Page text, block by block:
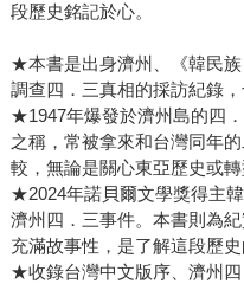
段歷史銘記於心。
★本書是出身濟州、《韓民
調查四．三真相的採訪紀錄
★1947年爆發於濟州島的四
之稱，常被拿來和台灣同年
較，無論是關心東亞歷史或
★2024年諾貝爾文學獎得主
濟州四．三事件。本書則為
充滿故事性，是了解這段歷史
★收錄台灣中文版序、濟州